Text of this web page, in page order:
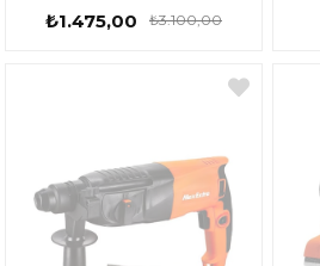
₺1.475,00 ₺3.100,00